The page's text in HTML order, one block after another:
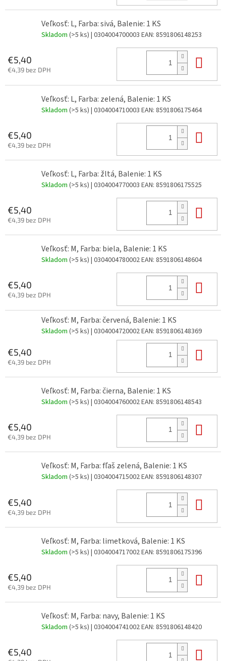
Veľkosť: L, Farba: sivá, Balenie: 1 KS
Skladom (>5 ks) | 0304004700003 EAN: 8591806148253
€5,40
€4,39 bez DPH
Veľkosť: L, Farba: zelená, Balenie: 1 KS
Skladom (>5 ks) | 0304004710003 EAN: 8591806175464
€5,40
€4,39 bez DPH
Veľkosť: L, Farba: žltá, Balenie: 1 KS
Skladom (>5 ks) | 0304004770003 EAN: 8591806175525
€5,40
€4,39 bez DPH
Veľkosť: M, Farba: biela, Balenie: 1 KS
Skladom (>5 ks) | 0304004780002EAN: 8591806148604
€5,40
€4,39 bez DPH
Veľkosť: M, Farba: červená, Balenie: 1 KS
Skladom (>5 ks) | 0304004720002EAN: 8591806148369
€5,40
€4,39 bez DPH
Veľkosť: M, Farba: čierna, Balenie: 1 KS
Skladom (>5 ks) | 0304004760002EAN: 8591806148543
€5,40
€4,39 bez DPH
Veľkosť: M, Farba: fľaš zelená, Balenie: 1 KS
Skladom (>5 ks) | 0304004715002EAN: 8591806148307
€5,40
€4,39 bez DPH
Veľkosť: M, Farba: limetková, Balenie: 1 KS
Skladom (>5 ks) | 0304004717002EAN: 8591806175396
€5,40
€4,39 bez DPH
Veľkosť: M, Farba: navy, Balenie: 1 KS
Skladom (>5 ks) | 0304004741002EAN: 8591806148420
€5,40